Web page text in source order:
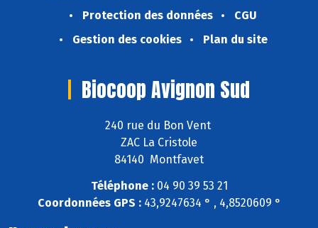
Protection des données
CGU
Gestion des cookies
Plan du site
Biocoop Avignon Sud
240 rue du Bon Vent
ZAC La Cristole
84140 Montfavet
Téléphone :04 90 39 53 21
Coordonnées GPS :43,9247634 ° , 4,8520609 °